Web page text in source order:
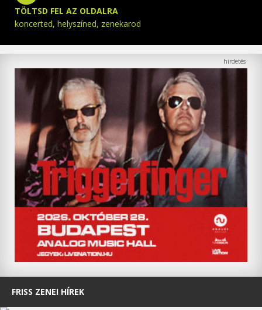
TÖLTSD FEL AZ OLDALRA
koncerted, helyszíned, zenekarod
FRISS ZENEI HÍREK